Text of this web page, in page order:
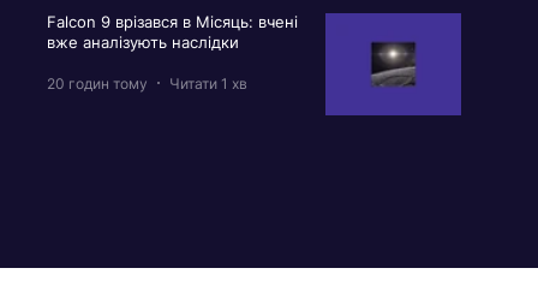
Falcon 9 врізався в Місяць: вчені
вже аналізують наслідки
20 годин тому Читати 1 хв